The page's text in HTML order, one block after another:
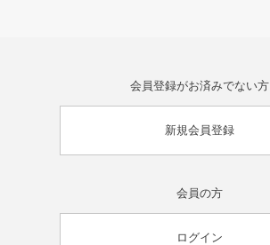
会員登録がお済みでない方
新規会員登録
会員の方
ログイン